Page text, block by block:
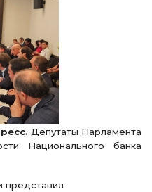
Депутаты Парламента
Национального банка
представил